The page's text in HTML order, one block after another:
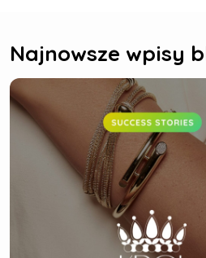
Najnowsze wpisy